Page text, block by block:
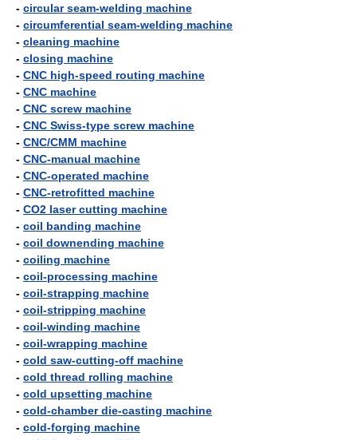
- circular seam-welding machine
- circumferential seam-welding machine
- cleaning machine
- closing machine
- CNC high-speed routing machine
- CNC machine
- CNC screw machine
- CNC Swiss-type screw machine
- CNC/CMM machine
- CNC-manual machine
- CNC-operated machine
- CNC-retrofitted machine
- CO2 laser cutting machine
- coil banding machine
- coil downending machine
- coiling machine
- coil-processing machine
- coil-strapping machine
- coil-stripping machine
- coil-winding machine
- coil-wrapping machine
- cold saw-cutting-off machine
- cold thread rolling machine
- cold upsetting machine
- cold-chamber die-casting machine
- cold-forging machine